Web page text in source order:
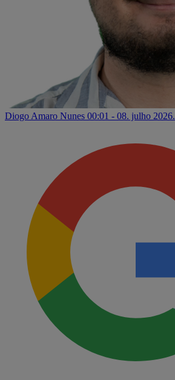
Diogo Amaro Nunes 00:01 - 08. julho 2026.